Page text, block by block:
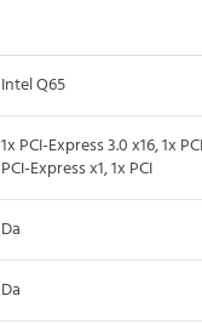
Intel Q65
1x PCI-Express 3.0 x16, 1x
PCI-Express x1, 1x PCI
Da
Da